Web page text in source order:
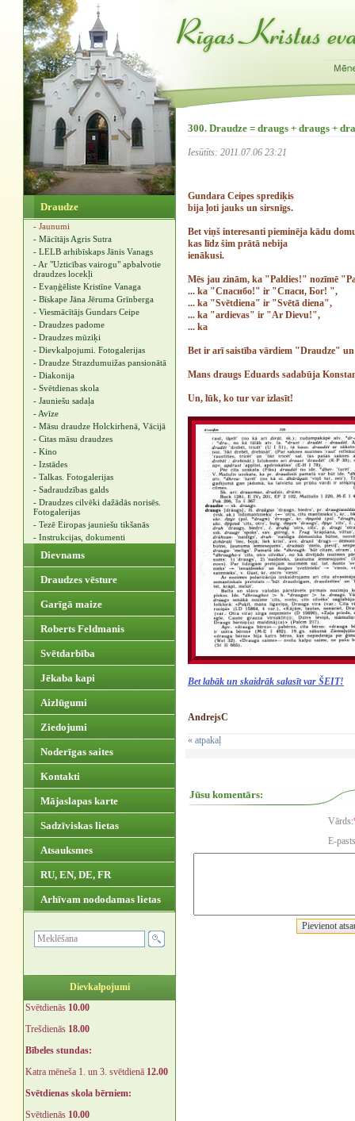
Draudze
- Jaunumi
- Mācītājs Agris Sutra
- LELB arhibīskaps Jānis Vanags
- Ar "Uzticības vairogu" apbalvotie
draudzes locekļi
- Evaņģēliste Kristīne Vanaga
- Bīskape Jāna Jēruma Grīnberga
- Viesmācītājs Gundars Ceipe
- Draudzes padome
- Draudzes mūziķi
- Dievkalpojumi. Fotogalerijas
- Draudze Strazdumuižas pansionātā
- Diakonija
- Svētdienas skola
- Jauniešu sadaļa
- Avīze
- Māsu draudze Holckirhenā, Vācijā
- Citas māsu draudzes
- Kino
- Izstādes
- Talkas. Fotogalerijas
- Sadraudzības galds
- Draudzes cilvēki dažādās norisēs.
Fotogalerijas
- Tezē Eiropas jauniešu tikšanās
- Instrukcijas, dokumenti
Dievnams
Draudzes vēsture
Garīgā maize
Roberts Feldmanis
Svētdarbība
Jēkaba kapi
Aizlūgumi
Ziedojumi
Noderīgas saites
Kontakti
Mājaslapas karte
Sadzīviskas lietas
Atsauksmes
RU, EN, DE, FR
Arhīvam nododamas lietas
Dievkalpojumi
Svētdienās 10.00
Trešdienās 18.00
Bībeles stundas:
Katra mēneša 1. un 3. svētdienā 12.00
Svētdienas skola bērniem:
Svētdienās 10.00
300. Draudze = draugs + draugs +
Iesūtīts: 2011.07.06 23:21
Gundara Ceipes sprediķis
bija ļoti jauks un sirsnīgs.
Bet viņš interesanti pieminēja kādu
kas līdz šim prātā nebija
ienākusi.
Mēs jau zinām, ka "Paldies!" nozīmē
... ka "Спасибо!" ir "Спаси, Бог! ",
... ka "Svētdiena" ir "Svētā diena",
... ka "ardievas" ir "Ar Dievu!",
... ka
Bet ir arī saistība vārdiem "Draudze"
Mans draugs Eduards sadabūja
Un, lūk, ko tur var izlasīt!
Bet labāk un skaidrāk salasīt var ŠEIT!
AndrejsC
« atpakaļ
Jūsu komentārs:
Vārds:
E-